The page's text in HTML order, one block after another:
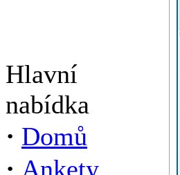
Hlavní
nabídka
· Domů
· Ankety